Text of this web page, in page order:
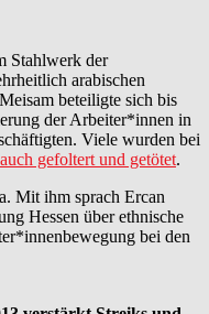
Stahlwerk der
arabischen
beteiligte sich bis
der Arbeiter*innen in
Viele wurden bei
gefoltert und getötet.
Mit ihm sprach Ercan
Hessen über ethnische
bei den